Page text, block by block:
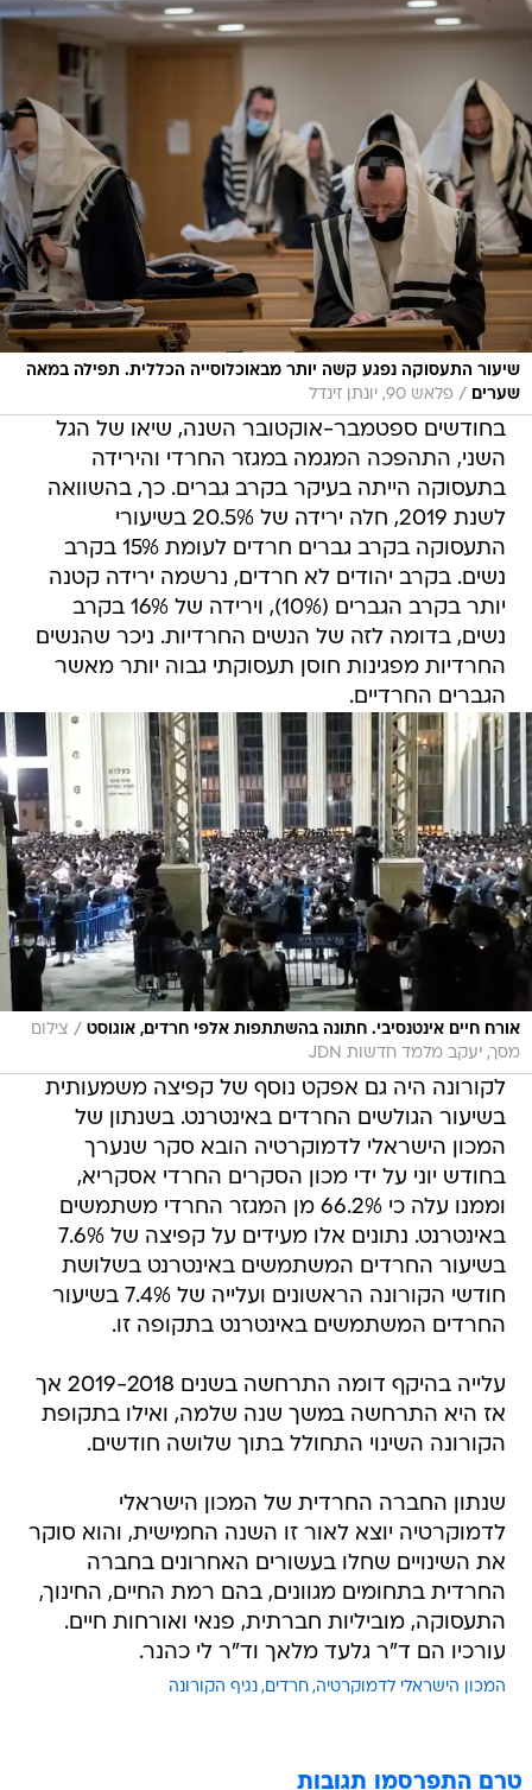
שיעור התעסוקה נפגע קשה יותר מבאוכלוסייה הכללית. תפילה במאה
שערים
/ פלאש 90, יונתן זינדל
בחודשים ספטמבר-אוקטובר השנה, שיאו של הגל
השני, התהפכה המגמה במגזר החרדי והירידה
בתעסוקה הייתה בעיקר בקרב גברים. כך, בהשוואה
לשנת 2019, חלה ירידה של 20.5% בשיעורי
התעסוקה בקרב גברים חרדים לעומת 15% בקרב
נשים. בקרב יהודים לא חרדים, נרשמה ירידה קטנה
יותר בקרב הגברים (10%), וירידה של 16% בקרב
נשים, בדומה לזה של הנשים החרדיות. ניכר שהנשים
החרדיות מפגינות חוסן תעסוקתי גבוה יותר מאשר
הגברים החרדיים.
אורח חיים אינטנסיבי. חתונה בהשתתפות אלפי חרדים, אוגוסט / צילום
מסך, יעקב מלמד חדשות JDN
לקורונה היה גם אפקט נוסף של קפיצה משמעותית
בשיעור הגולשים החרדים באינטרנט. בשנתון של
המכון הישראלי לדמוקרטיה הובא סקר שנערך
בחודש יוני על ידי מכון הסקרים החרדי אסקריא,
וממנו עלה כי 66.2% מן המגזר החרדי משתמשים
באינטרנט. נתונים אלו מעידים על קפיצה של 7.6%
בשיעור החרדים המשתמשים באינטרנט בשלושת
חודשי הקורונה הראשונים ועלייה של 7.4% בשיעור
החרדים המשתמשים באינטרנט בתקופה זו.
עלייה בהיקף דומה התרחשה בשנים 2019-2018 אך
אז היא התרחשה במשך שנה שלמה, ואילו בתקופת
הקורונה השינוי התחולל בתוך שלושה חודשים.
שנתון החברה החרדית של המכון הישראלי
לדמוקרטיה יוצא לאור זו השנה החמישית, והוא סוקר
את השינויים שחלו בעשורים האחרונים בחברה
החרדית בתחומים מגוונים, בהם רמת החיים, החינוך,
התעסוקה, מוביליות חברתית, פנאי ואורחות חיים.
עורכיו הם ד"ר גלעד מלאך וד"ר לי כהנר.
המכון הישראלי לדמוקרטיה חרדים נגיף הקורונה
טרם התפרסמו תגובות